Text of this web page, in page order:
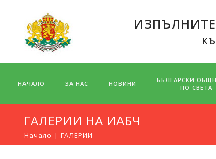
НАЧАЛО ЗА НАС НОВИНИ
БЪЛГАРСКИ
ПО СВЕТА
ГАЛЕРИИ НА ИАБЧ
Начало ГАЛЕРИИ